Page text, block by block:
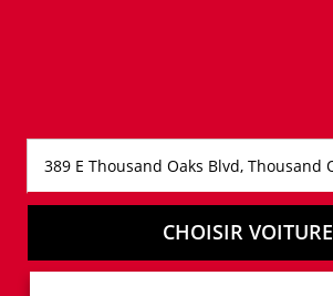
CHOISIR VOITURE